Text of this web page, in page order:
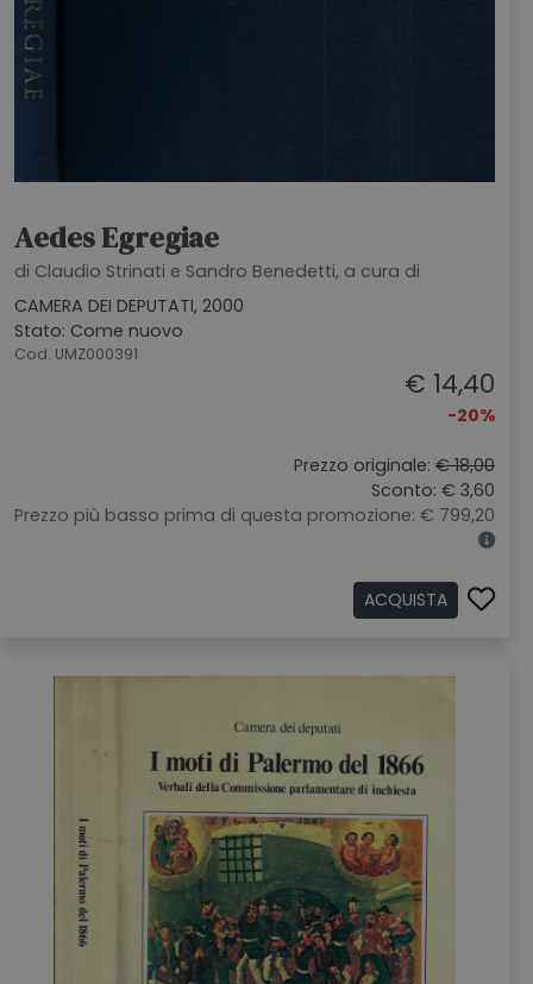
Aedes Egregiae
di Claudio Strinati e Sandro Benedetti, a cura di
CAMERA DEI DEPUTATI, 2000
Stato: Come nuovo
Cod. UMZ000391
€ 14,40
-20%
Prezzo originale: € 18,00
Sconto: € 3,60
Prezzo più basso prima di questa promozione: € 799,20
ACQUISTA